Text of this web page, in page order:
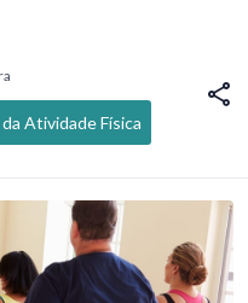
Atividade Física